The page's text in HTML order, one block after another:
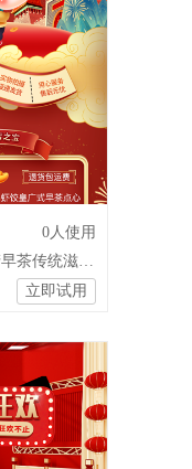
0人使用
节日促销零食特产早茶传统滋补品店铺装修
立即试用